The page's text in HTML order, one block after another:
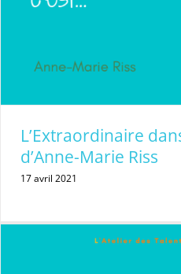
L’Extraordinaire
d’Anne-Marie Riss
17 avril 2021